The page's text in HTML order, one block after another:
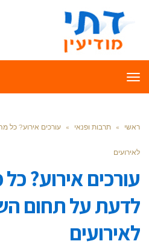
תפריט
ראשי » תרבות ופנאי » עורכים אירוע? כל
לאירועים
עורכים אירוע?
לדעת על תחום
לאירועים